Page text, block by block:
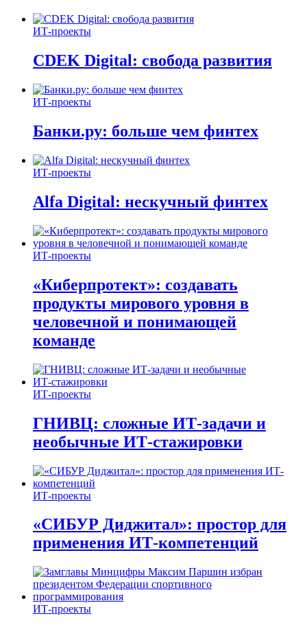
ИТ-проекты
CDEK Digital: свобода развития
ИТ-проекты
Банки.ру: больше чем финтех
ИТ-проекты
Alfa Digital: нескучный финтех
ИТ-проекты
«Киберпротект»: создавать
продукты мирового уровня в
человечной и понимающей
команде
ИТ-проекты
ГНИВЦ: сложные ИТ‑задачи и
необычные ИТ‑стажировки
ИТ-проекты
«СИБУР Диджитал»: простор для
применения ИТ-компетенций
ИТ-проекты